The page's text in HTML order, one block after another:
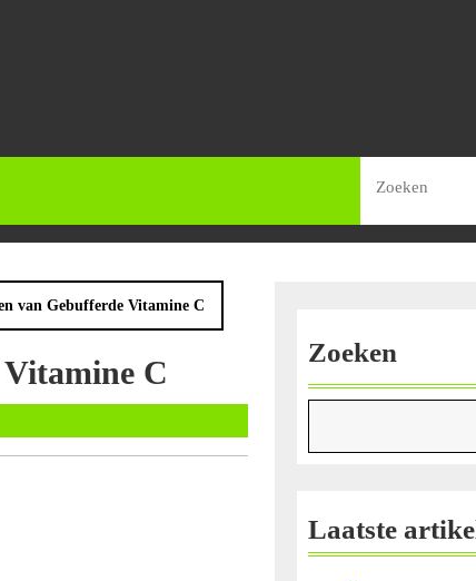
naar:
van Gebufferde Vitamine C
C
Zoeken
Laatste